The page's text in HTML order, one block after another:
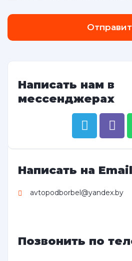
Написать нам в
мессенджерах
Написать на Email
avtopodborbel@yandex.by
Позвонить по